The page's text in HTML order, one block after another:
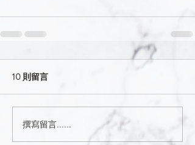
10 則留言
撰寫留言......